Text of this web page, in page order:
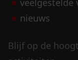
veelgestelde
nieuws
Blijf op de